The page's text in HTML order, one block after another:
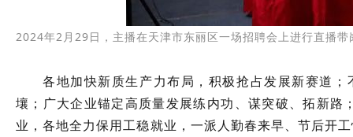
2024年2月29日，主播在天津市东丽区一场招聘会上进行直播
各地加快新质生产力布局，积极抢占发展新赛道
壤；广大企业锚定高质量发展练内功、谋突破、拓新路
业，各地全力保用工稳就业，一派人勤春来早、节后开